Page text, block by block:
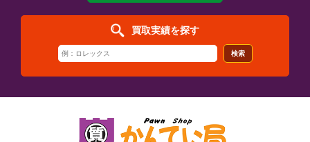
買取実績を探す
検索